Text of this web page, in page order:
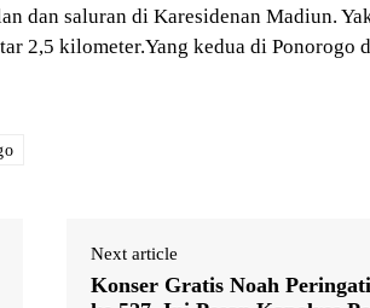
dan saluran di Karesidenan Madiun.
2,5 kilometer.Yang kedua di Ponorogo
Next article
Konser Gratis Noah